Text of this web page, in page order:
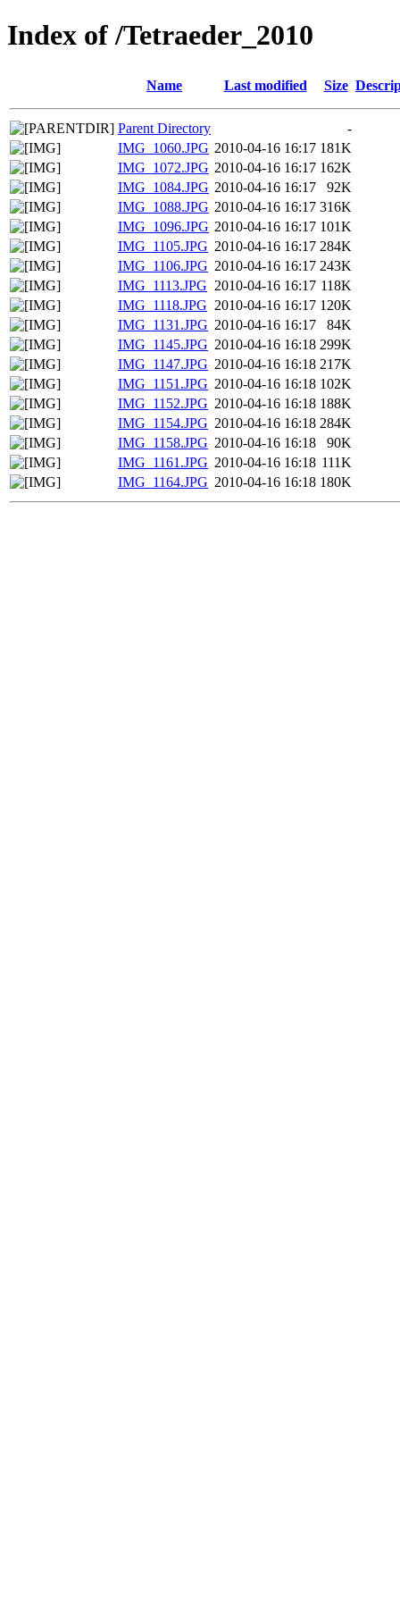
Index of /Tetraeder_2010
Name Last modified Size
Parent Directory
-
IMG_1060.JPG 2010-04-16 16:17 181K
IMG_1072.JPG 2010-04-16 16:17 162K
IMG_1084.JPG 2010-04-16 16:17
92K
IMG_1088.JPG 2010-04-16 16:17 316K
IMG_1096.JPG 2010-04-16 16:17 101K
IMG_1105.JPG 2010-04-16 16:17 284K
IMG_1106.JPG 2010-04-16 16:17 243K
IMG_1113.JPG 2010-04-16 16:17 118K
IMG_1118.JPG 2010-04-16 16:17 120K
IMG_1131.JPG 2010-04-16 16:17
84K
IMG_1145.JPG 2010-04-16 16:18 299K
IMG_1147.JPG 2010-04-16 16:18 217K
IMG_1151.JPG 2010-04-16 16:18 102K
IMG_1152.JPG 2010-04-16 16:18 188K
IMG_1154.JPG 2010-04-16 16:18 284K
IMG_1158.JPG 2010-04-16 16:18
90K
IMG_1161.JPG 2010-04-16 16:18 111K
IMG_1164.JPG 2010-04-16 16:18 180K